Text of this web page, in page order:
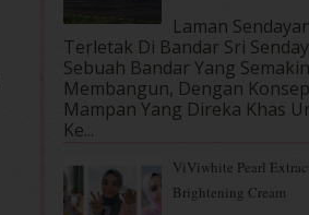
Laman
Terletak Di Bandar Sri
Sebuah Bandar Yang
Membangun, Dengan Konsep
Mampan Yang Direka Khas
Ke...
ViViwhite Pearl
Brightening Cream